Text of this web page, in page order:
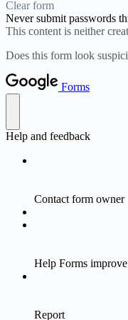
Clear form
Never submit passwords
This content is neither
Does this form look
Forms
Help and feedback
Contact form owner
Help Forms improve
Report